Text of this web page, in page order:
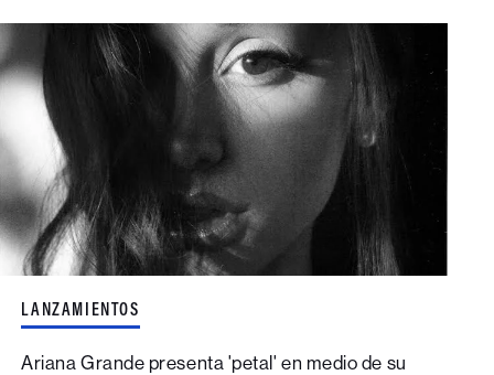
LANZAMIENTOS
Ariana Grande presenta 'petal' en medio de su